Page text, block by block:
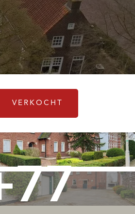
VERKOCHT